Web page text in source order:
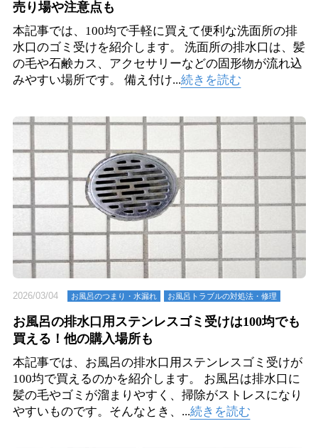
売り場や注意点も
本記事では、100均で手軽に買えて便利な洗面所の排
水口のゴミ受けを紹介します。 洗面所の排水口は、髪
の毛や石鹸カス、アクセサリーなどの固形物が流れ込
みやすい場所です。 備え付け...続きを読む
2026/03/04 お⾵呂のつまり・⽔漏れ お風呂トラブルの対処法・修理
お風呂の排水口用ステンレスゴミ受けは100均でも
買える！他の購入場所も
本記事では、お風呂の排水口用ステンレスゴミ受けが
100均で買えるのかを紹介します。 お風呂は排水口に
髪の毛やゴミが溜まりやすく、掃除がストレスになり
やすいものです。そんなとき、...続きを読む